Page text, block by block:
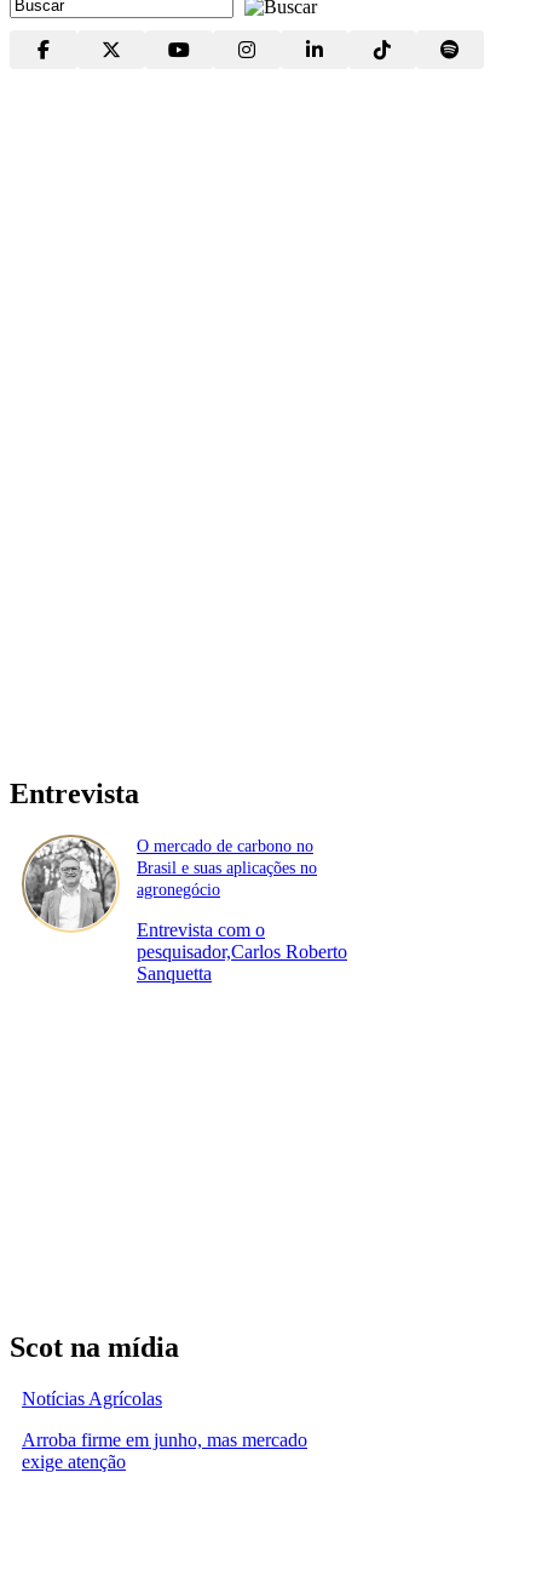
Entrevista
O mercado de carbono no
Brasil e suas aplicações no
agronegócio
Entrevista com o
pesquisador,Carlos Roberto
Sanquetta
Scot na mídia
Notícias Agrícolas
Arroba firme em junho, mas mercado
exige atenção